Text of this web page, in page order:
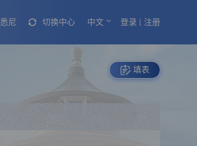
悉尼 切换中心 中文 登录 注册
填表